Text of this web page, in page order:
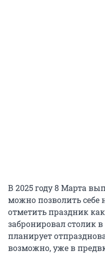
В 2025 году 8 Марта
можно позволить себе
отметить праздник
забронировал столик
планирует
возможно, уже в